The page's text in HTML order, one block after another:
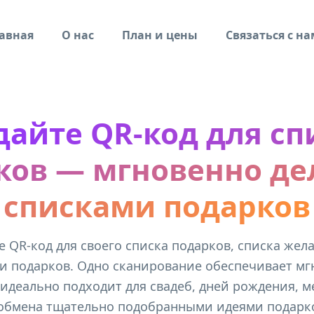
О нас План и цены Связаться с
QR-код для
— мгновенно
списками подарков
QR-код для своего списка подарков, списка
подарков. Одно сканирование обеспечивает
подходит для свадеб, дней рождения,
тщательно подобранными идеями